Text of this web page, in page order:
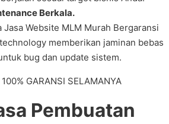
Berkala.
Jasa Website MLM Murah Bergaransi
memberikan jaminan bebas
bug dan update sistem.
Pembuatan